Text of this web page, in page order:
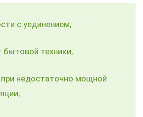
с уединением;
техники;
при недостаточно мощной